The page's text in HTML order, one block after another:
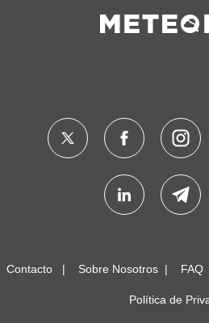
Contacto Sobre Nosotros FAQ
Política de